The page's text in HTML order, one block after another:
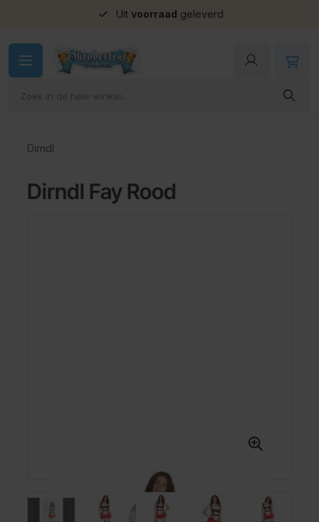
Uit voorraad geleverd
Dirndl
Dirndl Fay Rood